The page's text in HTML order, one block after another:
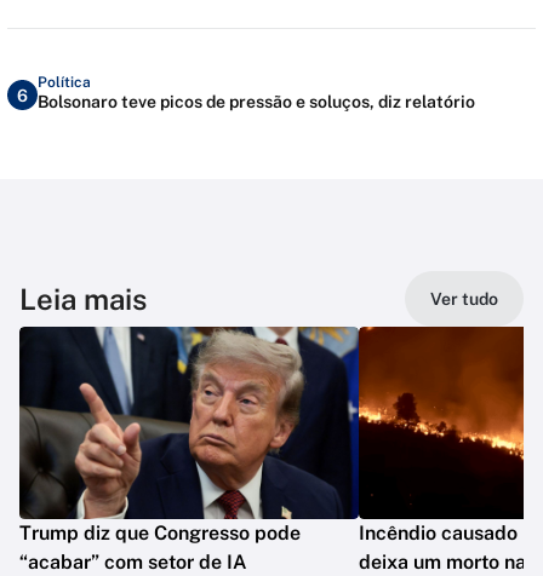
6
Política
Bolsonaro teve picos de pressão e soluços, diz relatório
Leia mais Ver tudo
Trump diz que Congresso pode
“acabar” com setor de IA
Incêndio causado
deixa um morto na